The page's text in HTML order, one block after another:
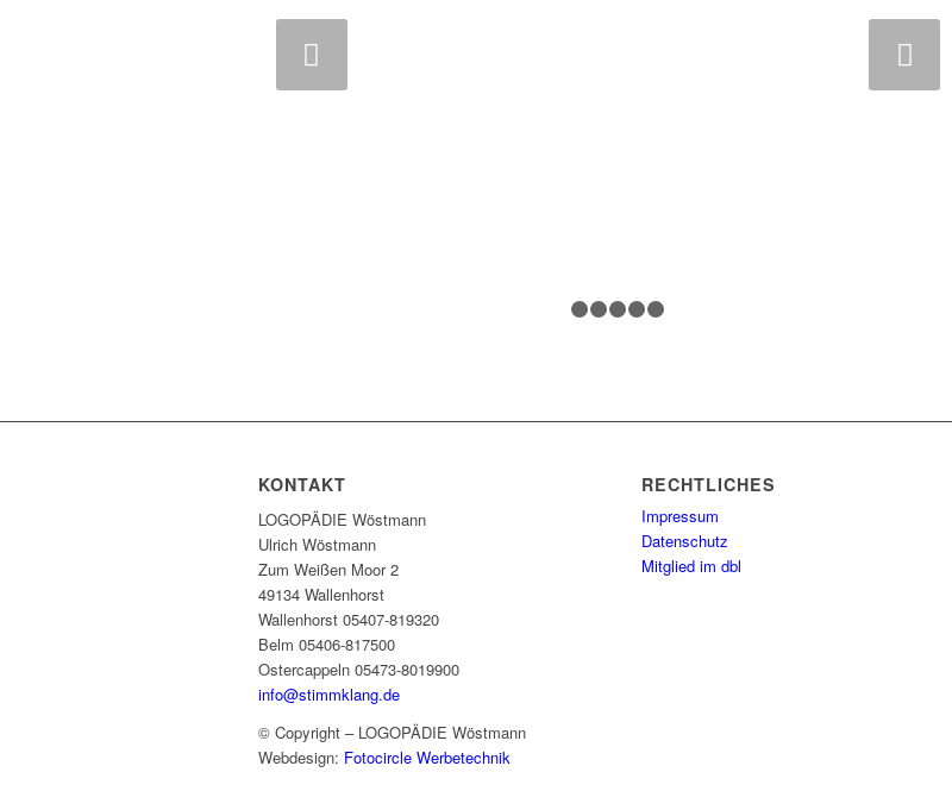
KONTAKT
LOGOPÄDIE Wöstmann
Ulrich Wöstmann
Zum Weißen Moor 2
49134 Wallenhorst
Wallenhorst 05407-819320
Belm 05406-817500
Ostercappeln 05473-8019900
info@stimmklang.de
© Copyright – LOGOPÄDIE Wöstmann
Webdesign: Fotocircle Werbetechnik
RECHTLICHES
Impressum
Datenschutz
Mitglied im dbl